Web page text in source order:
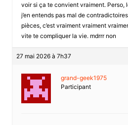
voir si ça te convient vraiment. Perso,
j’en entends pas mal de
pièces, c’est vraiment vraiment
vite te compliquer la vie. mdrrr non
27 mai 2026 à 7h37
grand-geek1975
Participant